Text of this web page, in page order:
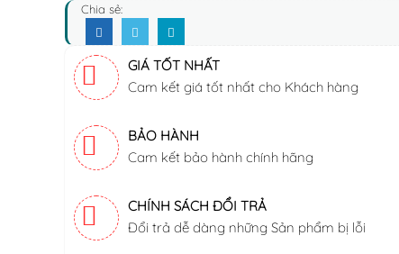
Chia sẻ:
GIÁ TỐT NHẤT
Cam kết giá tốt nhất cho Khách hàng
BẢO HÀNH
Cam kết bảo hành chính hãng
CHÍNH SÁCH ĐỔI TRẢ
Đổi trả dễ dàng những Sản phẩm bị lỗi